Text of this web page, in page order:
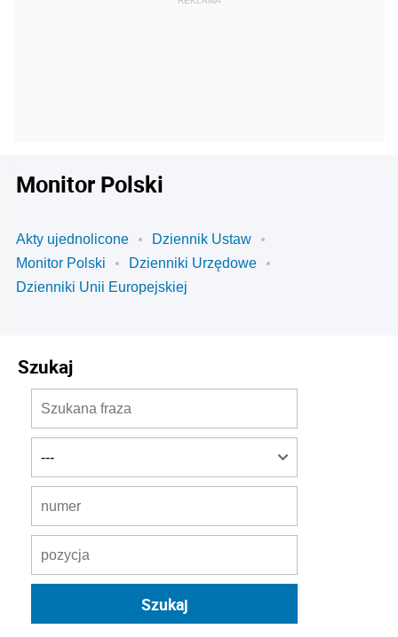
Monitor Polski
Akty ujednolicone
Dziennik Ustaw
Monitor Polski
Dzienniki Urzędowe
Dzienniki Unii Europejskiej
Szukaj